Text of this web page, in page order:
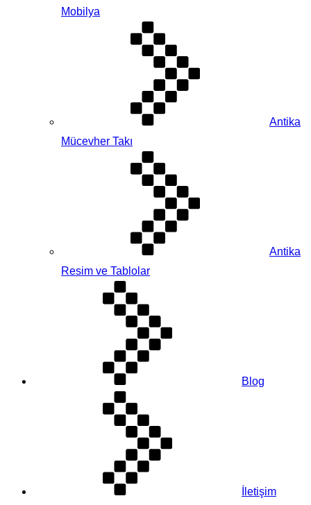
Mobilya
Antika
Mücevher Takı
Antika
Resim ve Tablolar
Blog
İletişim